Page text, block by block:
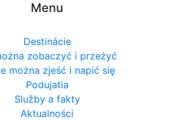
Menu
Destinácie
zobaczyć i przeżyć
można zjeść i napić się
Podujatia
Služby a fakty
Aktualności